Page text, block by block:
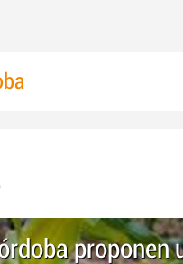
proponen